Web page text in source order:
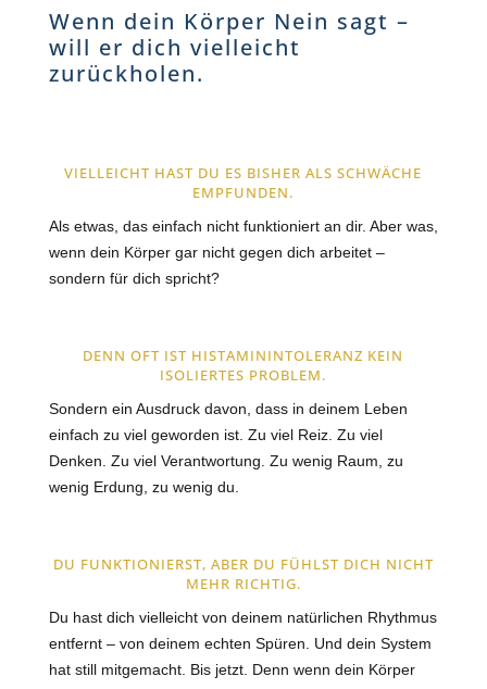
Wenn dein Körper Nein sagt –
will er dich vielleicht
zurückholen.
VIELLEICHT HAST DU ES BISHER ALS SCHWÄCHE
EMPFUNDEN.
Als etwas, das einfach nicht funktioniert an dir. Aber was,
wenn dein Körper gar nicht gegen dich arbeitet –
sondern für dich spricht?
DENN OFT IST HISTAMININTOLERANZ KEIN
ISOLIERTES PROBLEM.
Sondern ein Ausdruck davon, dass in deinem Leben
einfach zu viel geworden ist. Zu viel Reiz. Zu viel
Denken. Zu viel Verantwortung. Zu wenig Raum, zu
wenig Erdung, zu wenig du.
DU FUNKTIONIERST, ABER DU FÜHLST DICH NICHT
MEHR RICHTIG.
Du hast dich vielleicht von deinem natürlichen Rhythmus
entfernt – von deinem echten Spüren. Und dein System
hat still mitgemacht. Bis jetzt. Denn wenn dein Körper